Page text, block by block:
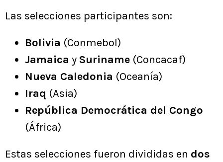
Las selecciones participantes son:
Bolivia (Conmebol)
Jamaica y Suriname (Concacaf)
Nueva Caledonia (Oceanía)
Iraq (Asia)
República Democrática del Congo
(África)
Estas selecciones fueron divididas en dos